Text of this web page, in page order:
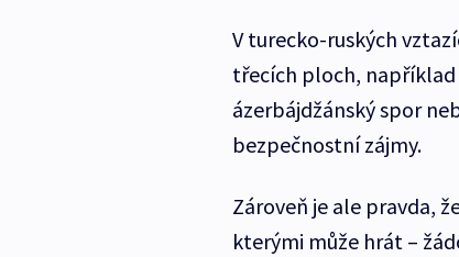
V turecko-ruských
třecích ploch,
ázerbájdžánský spor
bezpečnostní zájmy.
Zároveň je ale pravda,
kterými může hrát –